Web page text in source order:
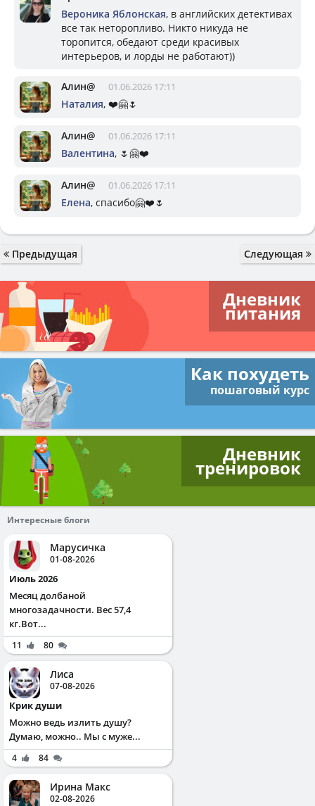
Вероника Яблонская, в английских детективах
все так неторопливо. Никто никуда не
торопится, обедают среди красивых
интерьеров, и лорды не работают))
Алин@ 01.06.2026 17:11
Наталия, ❤️🤗🌷
Алин@ 01.06.2026 17:11
Валентина, 🌷🤗❤️
Алин@ 01.06.2026 17:11
Елена, спасибо🤗❤️🌷
Предыдущая Следующая
Дневник
питания
Как похудеть
пошаговый курс
Дневник
тренировок
Интересные блоги
Марусичка
01-08-2026
Июль 2026
Месяц долбаной
многозадачности. Вес 57,4
кг.Вот...
11 80
Лиса
07-08-2026
Крик души
Можно ведь излить душу?
Думаю, можно.. Мы с муже...
4 84
Ирина Макс
02-08-2026